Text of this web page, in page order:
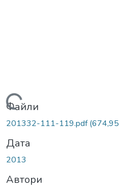
Вантажиться...
Файли
201332-111-119.pdf(674,95
Дата
2013
Автори